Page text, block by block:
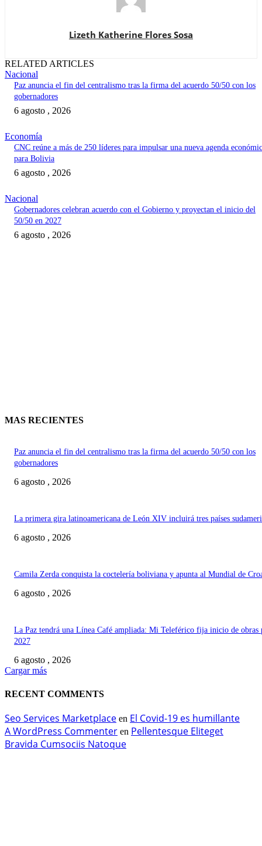
Lizeth Katherine Flores Sosa
RELATED ARTICLES
Nacional
Paz anuncia el fin del centralismo tras la firma del acuerdo 50/50 con los
gobernadores
6 agosto , 2026
Economía
CNC reúne a más de 250 líderes para impulsar una nueva agenda
para Bolivia
6 agosto , 2026
Nacional
Gobernadores celebran acuerdo con el Gobierno y proyectan el inicio del
50/50 en 2027
6 agosto , 2026
MAS RECIENTES
Paz anuncia el fin del centralismo tras la firma del acuerdo 50/50 con los
gobernadores
6 agosto , 2026
La primera gira latinoamericana de León XIV incluirá tres países
6 agosto , 2026
Camila Zerda conquista la coctelería boliviana y apunta al Mundial de
6 agosto , 2026
La Paz tendrá una Línea Café ampliada: Mi Teleférico fija inicio de obras
2027
6 agosto , 2026
Cargar más
RECENT COMMENTS
Seo Services Marketplace en El Covid-19 es humillante
A WordPress Commenter en Pellentesque Eliteget
Bravida Cumsociis Natoque